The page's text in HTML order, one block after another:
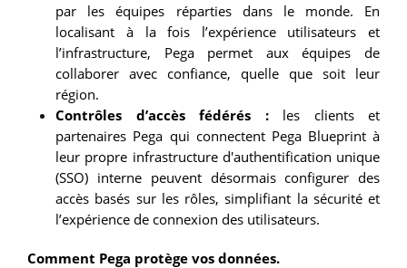
par les équipes réparties dans le monde. En
localisant à la fois l’expérience utilisateurs et
l’infrastructure, Pega permet aux équipes de
collaborer avec confiance, quelle que soit leur
région.
Contrôles d’accès fédérés :les clients et
partenaires Pega qui connectent Pega Blueprint à
leur propre infrastructure d'authentification unique
(SSO) interne peuvent désormais configurer des
accès basés sur les rôles, simplifiant la sécurité et
l’expérience de connexion des utilisateurs.
Comment Pega protège vos données.